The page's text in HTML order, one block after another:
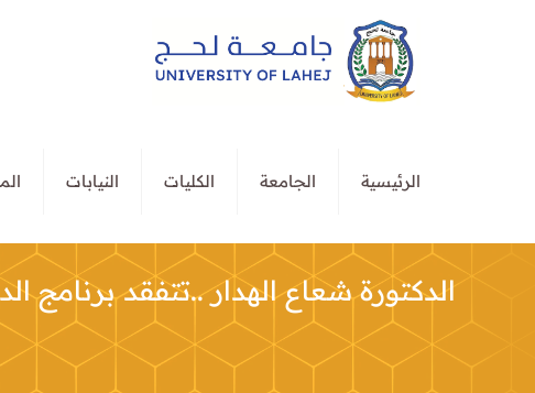
الرئيسية الجامعة الكليات النيابات
الدكتورة شعاع الهدار ..تتفقد برنامج